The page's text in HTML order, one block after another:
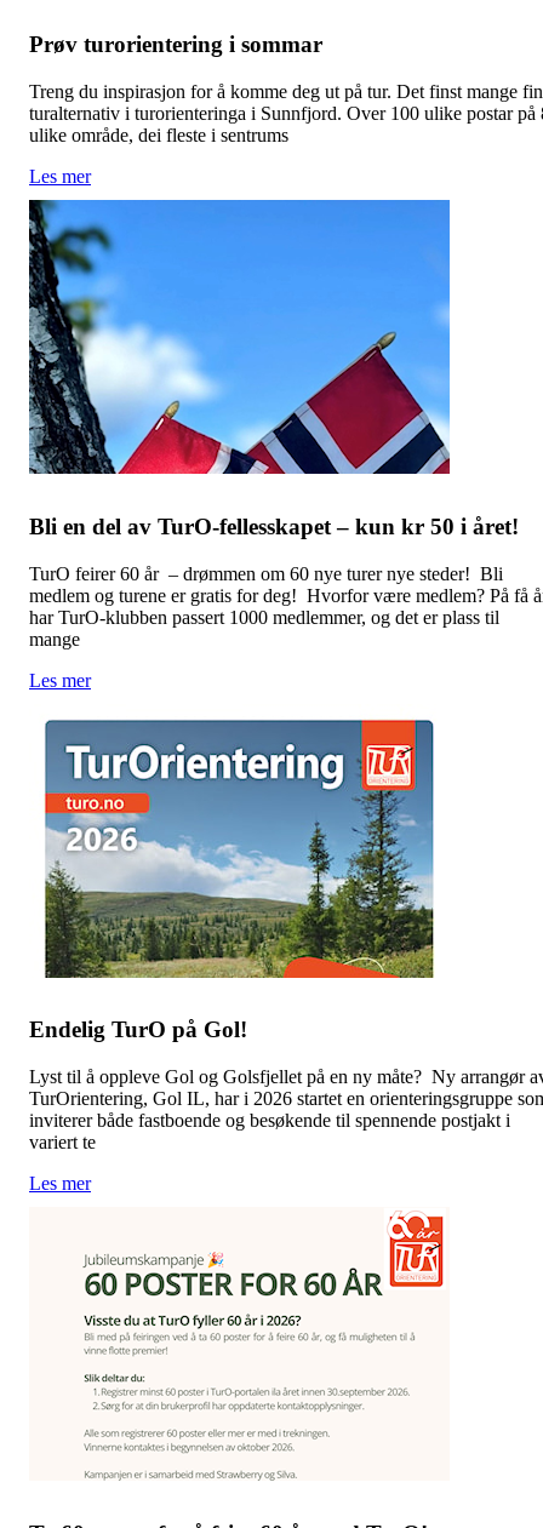
Prøv turorientering i sommar
Treng du inspirasjon for å komme deg ut på tur. Det finst mange
turalternativ i turorienteringa i Sunnfjord. Over 100 ulike postar på
ulike område, dei fleste i sentrums
Les mer
Bli en del av TurO-fellesskapet – kun kr 50 i året!
TurO feirer 60 år – drømmen om 60 nye turer nye steder! Bli
medlem og turene er gratis for deg! Hvorfor være medlem? På få
har TurO-klubben passert 1000 medlemmer, og det er plass til
mange
Les mer
Endelig TurO på Gol!
Lyst til å oppleve Gol og Golsfjellet på en ny måte? Ny arrangør
TurOrientering, Gol IL, har i 2026 startet en orienteringsgruppe
inviterer både fastboende og besøkende til spennende postjakt i
variert te
Les mer